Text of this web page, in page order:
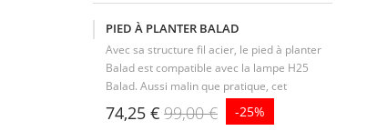
PIED À PLANTER BALAD
Avec sa structure fil acier, le pied à planter
Balad est compatible avec la lampe H25
Balad. Aussi malin que pratique, cet
accessoire vous permet de transformer
votre lampe baladeuse autonome en un
74,25 € 99,00 € -25%